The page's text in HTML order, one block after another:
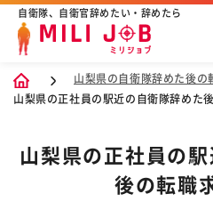
自衛隊、自衛官辞めたい・辞めたら
山梨県の自衛隊辞めた後の
山梨県の正社員の駅近の自衛隊辞めた
山梨県の正社員の
後の転職